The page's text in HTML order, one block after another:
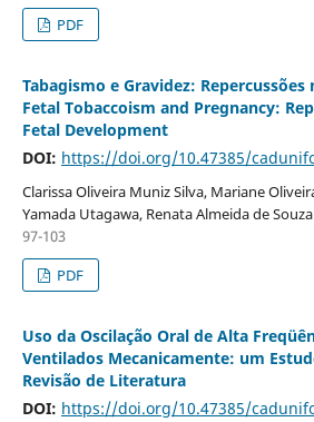
PDF
Tabagismo e Gravidez:
Fetal Tobaccoism and Pregnancy:
Fetal Development
DOI: https://doi.org/10.47385/
Clarissa Oliveira Muniz Silva, Mariane
Yamada Utagawa, Renata Almeida de Souza
97-103
PDF
Uso da Oscilação Oral de Alta
Ventilados Mecanicamente: um
Revisão de Literatura
DOI: https://doi.org/10.47385/